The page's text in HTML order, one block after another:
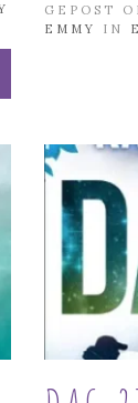
GEPOST
EMMY
IN